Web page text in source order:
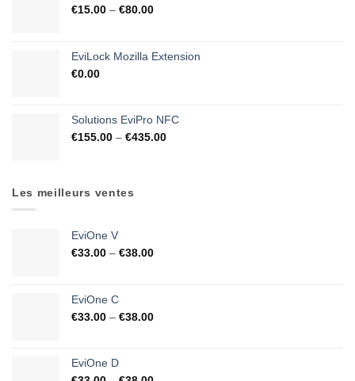
€15.00 – €80.00
EviLock Mozilla Extension
€0.00
Solutions EviPro NFC
€155.00 – €435.00
Les meilleurs ventes
EviOne V
€33.00 – €38.00
EviOne C
€33.00 – €38.00
EviOne D